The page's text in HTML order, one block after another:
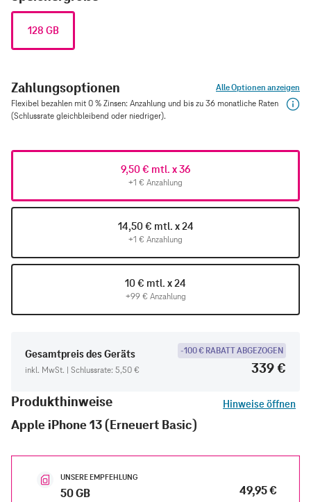
128 GB
Zahlungsoptionen
Alle Optionen anzeigen
Flexibel bezahlen mit 0 % Zinsen: Anzahlung und bis zu 36 monatliche Raten
(Schlussrate gleichbleibend oder niedriger).
9,50 € mtl. x 36
+1 € Anzahlung
14,50 € mtl. x 24
+1 € Anzahlung
10 € mtl. x 24
+99 € Anzahlung
Gesamtpreis des Geräts
inkl. MwSt. | Schlussrate: 5,50 €
-100 € RABATT ABGEZOGEN
339 €
Produkthinweise
Hinweise öffnen
Apple iPhone 13 (Erneuert Basic)
UNSERE EMPFEHLUNG
50 GB 49,95 €